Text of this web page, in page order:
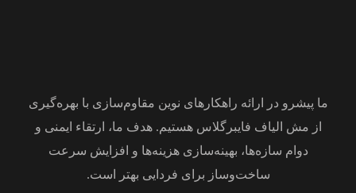
ما پیشرو در ارائه راهکارهای نوین مقاوم‌سازی با بهره‌گیری
از مش الیاف فایبرگلاس هستیم. هدف ما، ارتقاء ایمنی و
دوام سازه‌ها، بهینه‌سازی هزینه‌ها و افزایش سرعت
ساخت‌وساز برای فردایی بهتر است.